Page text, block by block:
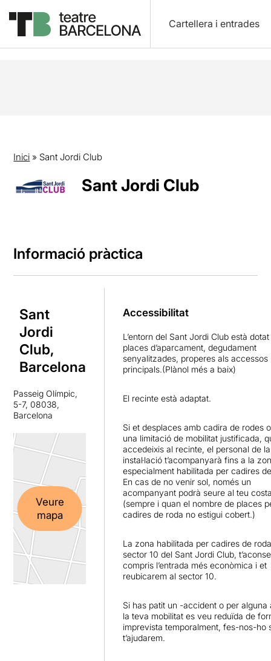
Cartellera i entrades
Inici » Sant Jordi Club
Sant Jordi Club
Informació pràctica
Sant
Jordi
Club,
Barcelona
Passeig Olímpic,
5-7, 08038,
Barcelona
Veure
mapa
Accessibilitat
L’entorn del Sant Jordi Club està
places d’aparcament, degudament
senyalitzades, properes als accessos
principals.(Plànol més a baix)
El recinte està adaptat.
Si et desplaces amb cadira de rodes
una limitació de mobilitat justificada,
accedeixis al recinte, el personal de la
instal·lació t’acompanyarà fins a la
especialment habilitada per cadires
En cas de no venir sol, només un
acompanyant podrà seure al teu
(sempre i quan el nombre de places
cadires de roda no estigui cobert.)
La zona habilitada per cadires de
sector 10 del Sant Jordi Club,
compris l’entrada més econòmica i et
reubicarem al sector 10.
Si has patit un -accident o per alguna
la teva mobilitat es veu reduïda de
imprevista temporalment, fes-nos-ho
t’ajudarem.